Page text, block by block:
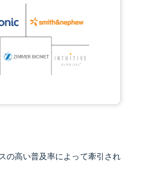
CC BY 4.0の表示が必要です。
の高い普及率によって牽引され